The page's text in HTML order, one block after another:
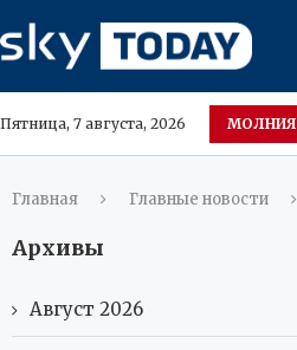
Пятница, 7 августа, 2026 МОЛНИЯ
Главная Главные новости
Архивы
Август 2026